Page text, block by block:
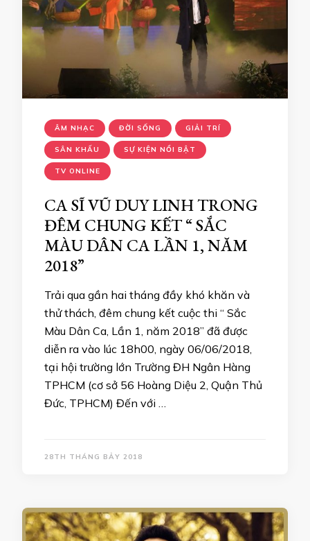
ÂM NHẠC ĐỜI SỐNG GIẢI TRÍ
SÂN KHẤU SỰ KIỆN NỔI BẬT
TV ONLINE
CA SĨ VŨ DUY LINH TRONG
ĐÊM CHUNG KẾT “ SẮC
MÀU DÂN CA LẦN 1, NĂM
2018”
Trải qua gần hai tháng đầy khó khăn và
thử thách, đêm chung kết cuộc thi “ Sắc
Màu Dân Ca, Lần 1, năm 2018” đã được
diễn ra vào lúc 18h00, ngày 06/06/2018,
tại hội trường lớn Trường ĐH Ngân Hàng
TPHCM (cơ sở 56 Hoàng Diệu 2, Quận Thủ
Đức, TPHCM) Đến với …
28TH THÁNG BẢY 2018